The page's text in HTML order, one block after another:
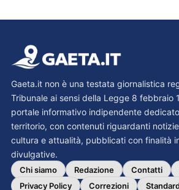
Gaeta.it non è una testata giornalistica
Tribunale ai sensi della Legge 8 febbraio
portale informativo indipendente
territorio, con contenuti riguardanti
cultura e attualità, pubblicati con finalità
divulgative.
Chi siamo Redazione Contatti
Privacy Policy
Correzioni